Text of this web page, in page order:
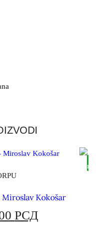
Miroslav Kokošar
РСД